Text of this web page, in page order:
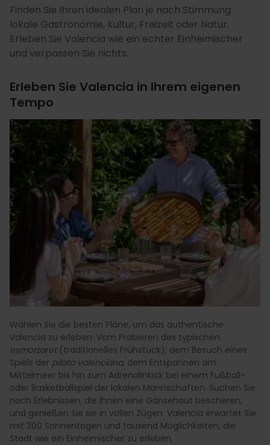
Finden Sie Ihren idealen Plan je nach Stimmung:
lokale Gastronomie, Kultur, Freizeit oder Natur.
Erleben Sie Valencia wie ein echter Einheimischer
und verpassen Sie nichts.
Erleben Sie Valencia in Ihrem eigenen
Tempo
Wählen Sie die besten Pläne, um das authentische
Valencia zu erleben: Vom Probieren des typischen
esmorzaret(traditionelles Frühstück), dem Besuch eines
Spiels der pilota valenciana, dem Entspannen am
Mittelmeer bis hin zum Adrenalinkick bei einem Fußball-
oder Basketballspiel der lokalen Mannschaften. Suchen Sie
nach Erlebnissen, die Ihnen eine Gänsehaut bescheren,
und genießen Sie sie in vollen Zügen. Valencia erwartet Sie
mit 300 Sonnentagen und tausend Möglichkeiten, die
Stadt wie ein Einheimischer zu erleben.